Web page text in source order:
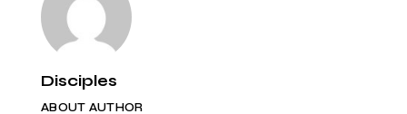
Disciples
ABOUT AUTHOR